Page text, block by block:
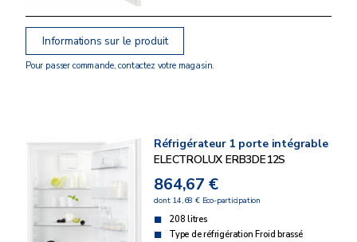
Informations sur le produit
Pour passer commande, contactez votre magasin.
Réfrigérateur 1 porte intégrable
ELECTROLUX ERB3DE12S
864,67 €
dont 14,68 € Eco-participation
208 litres
Type de réfrigération Froid brassé